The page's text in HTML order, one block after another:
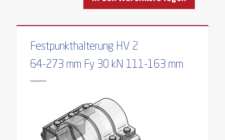
Festpunkthalterung HV 2
64-273 mm Fy 30 kN 111-163 mm